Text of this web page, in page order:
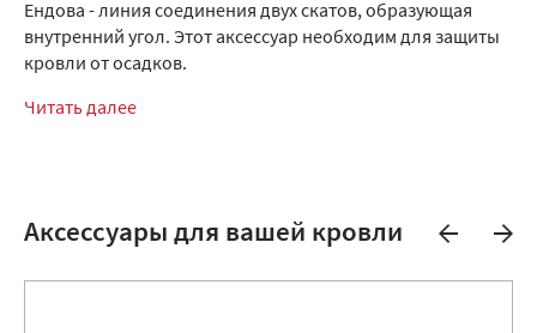
Ендова - линия соединения двух скатов, образующая
внутренний угол. Этот аксессуар необходим для защиты
кровли от осадков.
Читать далее
Аксессуары для вашей кровли